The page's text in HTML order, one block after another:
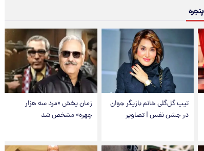
پنجره
تیپ گل‌گلی خانم بازیگر جوان
در جشن نفس | تصاویر
زمان پخش «مرد سه هزار
چهره» مشخص شد